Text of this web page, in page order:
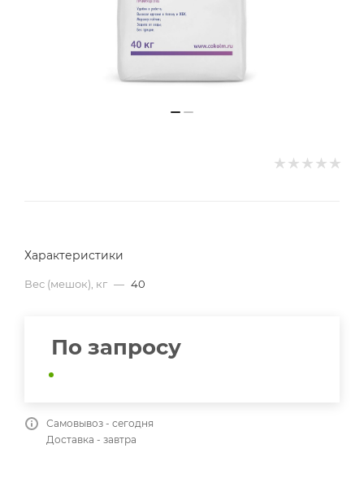
Характеристики
Вес (мешок), кг — 40
По запросу
Самовывоз - сегодня
Доставка - завтра